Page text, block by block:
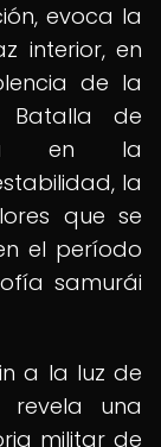
evoca la
interior, en
de la
de
en la
la
que se
el período
samurái
a la luz de
revela una
militar de